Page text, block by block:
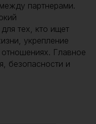
партнерами.
тех, кто ищет
укрепление
Главное
безопасности и